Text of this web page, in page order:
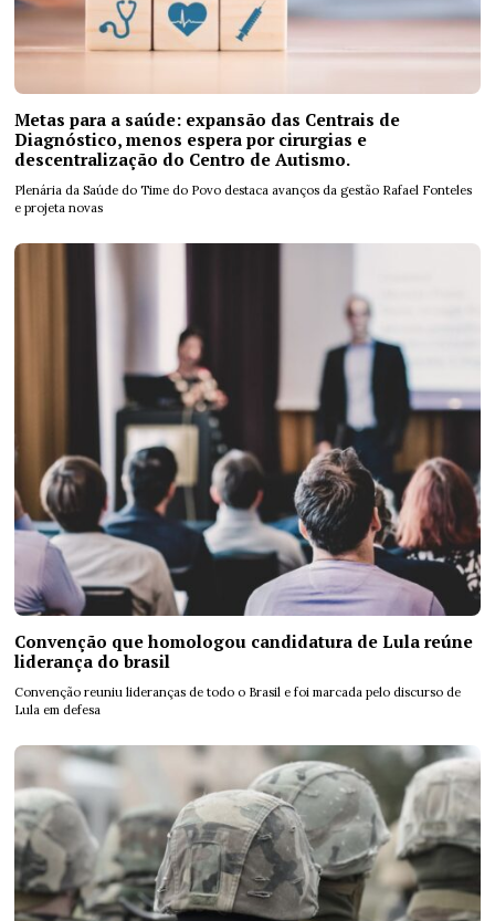
Metas para a saúde: expansão das Centrais de
Diagnóstico, menos espera por cirurgias e
descentralização do Centro de Autismo.
Plenária da Saúde do Time do Povo destaca avanços da gestão Rafael Fonteles
e projeta novas
Convenção que homologou candidatura de Lula reúne
liderança do brasil
Convenção reuniu lideranças de todo o Brasil e foi marcada pelo discurso de
Lula em defesa